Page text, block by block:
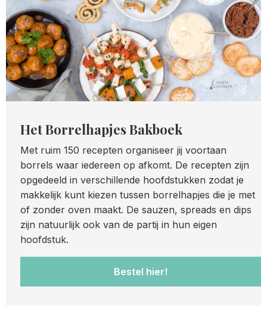
Het Borrelhapjes Bakboek
Met ruim 150 recepten organiseer jij voortaan
borrels waar iedereen op afkomt. De recepten zijn
opgedeeld in verschillende hoofdstukken zodat je
makkelijk kunt kiezen tussen borrelhapjes die je met
of zonder oven maakt. De sauzen, spreads en dips
zijn natuurlijk ook van de partij in hun eigen
hoofdstuk.
Bestel hier!